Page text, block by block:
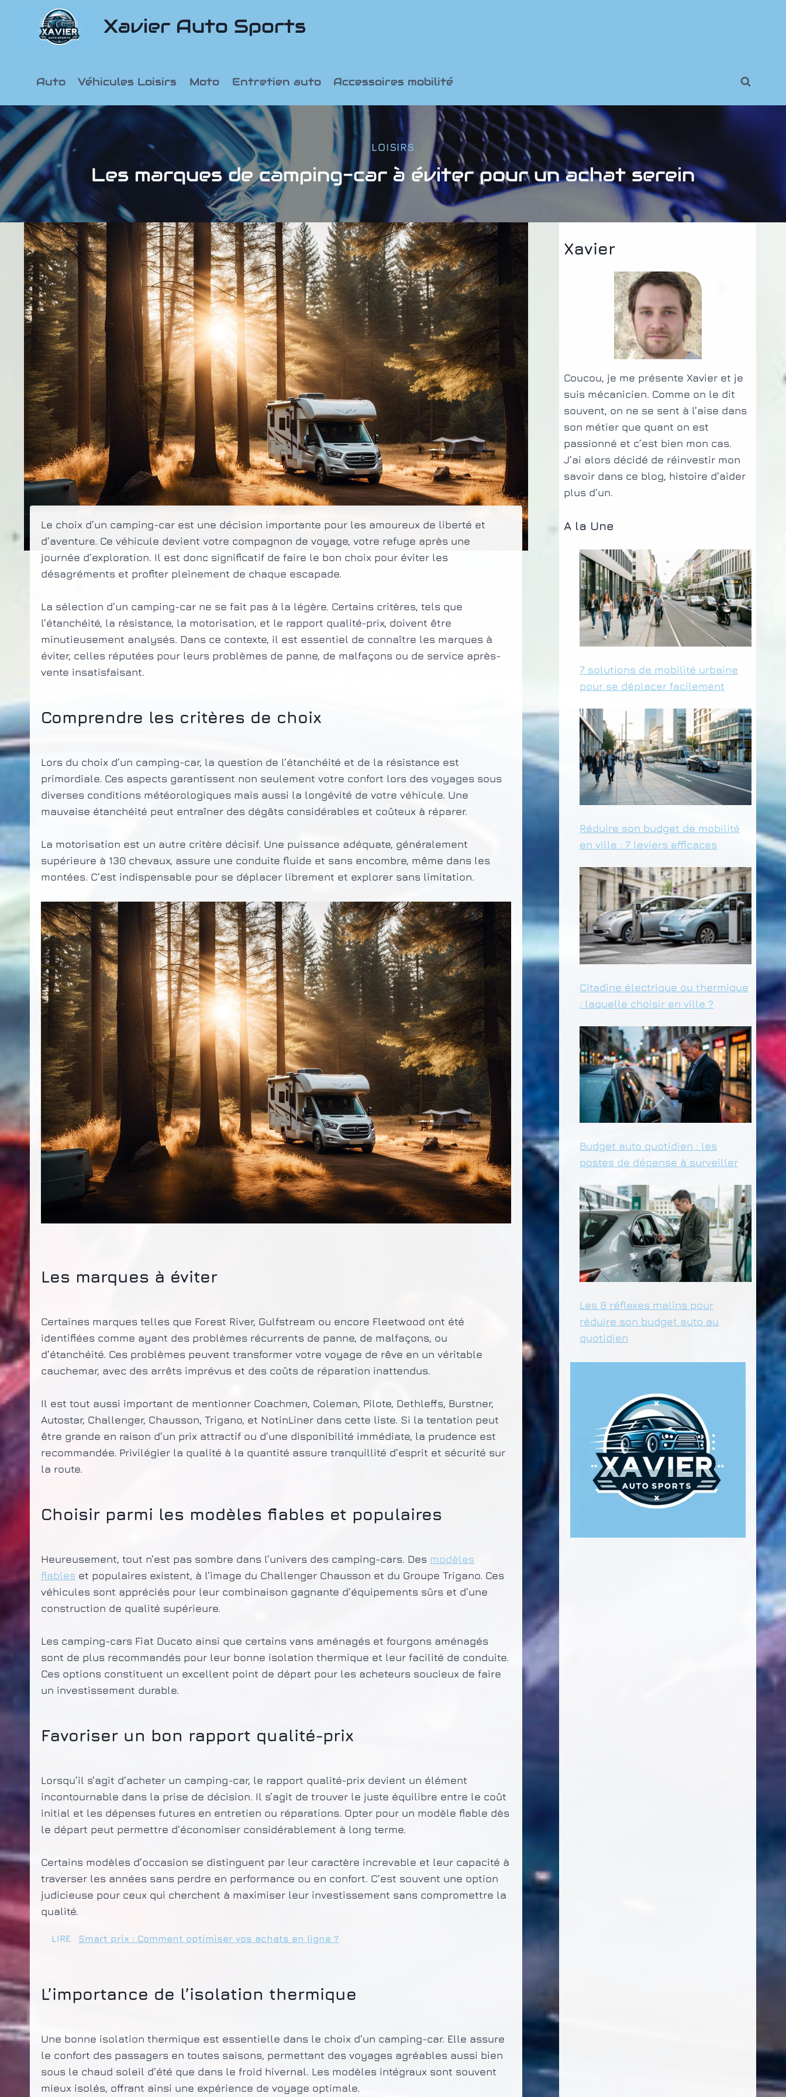
contenu
Xavier Auto Sports
Auto Véhicules Loisirs Moto Entretien auto Accessoires mobilité
LOISIRS
Les marques de camping-car à éviter pour un achat serein
Le choix d’un camping-car est une décision importante pour les amoureux de liberté et
d’aventure. Ce véhicule devient votre compagnon de voyage, votre refuge après une
journée d’exploration. Il est donc significatif de faire le bon choix pour éviter les
désagréments et profiter pleinement de chaque escapade.
La sélection d’un camping-car ne se fait pas à la légère. Certains critères, tels que
l’étanchéité, la résistance, la motorisation, et le rapport qualité-prix, doivent être
minutieusement analysés. Dans ce contexte, il est essentiel de connaître les marques à
éviter, celles réputées pour leurs problèmes de panne, de malfaçons ou de service après-
vente insatisfaisant.
Comprendre les critères de choix
Lors du choix d’un camping-car, la question de l’étanchéité et de la résistance est
primordiale. Ces aspects garantissent non seulement votre confort lors des voyages sous
diverses conditions météorologiques mais aussi la longévité de votre véhicule. Une
mauvaise étanchéité peut entraîner des dégâts considérables et coûteux à réparer.
La motorisation est un autre critère décisif. Une puissance adéquate, généralement
supérieure à 130 chevaux, assure une conduite fluide et sans encombre, même dans les
montées. C’est indispensable pour se déplacer librement et explorer sans limitation.
Les marques à éviter
Certaines marques telles que Forest River, Gulfstream ou encore Fleetwood ont été
identifiées comme ayant des problèmes récurrents de panne, de malfaçons, ou
d’étanchéité. Ces problèmes peuvent transformer votre voyage de rêve en un véritable
cauchemar, avec des arrêts imprévus et des coûts de réparation inattendus.
Il est tout aussi important de mentionner Coachmen, Coleman, Pilote, Dethleffs, Burstner,
Autostar, Challenger, Chausson, Trigano, et NotinLiner dans cette liste. Si la tentation peut
être grande en raison d’un prix attractif ou d’une disponibilité immédiate, la prudence est
recommandée. Privilégier la qualité à la quantité assure tranquillité d’esprit et sécurité sur
la route.
Choisir parmi les modèles fiables et populaires
Heureusement, tout n’est pas sombre dans l’univers des camping-cars. Des modèles
fiables et populaires existent, à l’image du Challenger Chausson et du Groupe Trigano. Ces
véhicules sont appréciés pour leur combinaison gagnante d’équipements sûrs et d’une
construction de qualité supérieure.
Les camping-cars Fiat Ducato ainsi que certains vans aménagés et fourgons aménagés
sont de plus recommandés pour leur bonne isolation thermique et leur facilité de conduite.
Ces options constituent un excellent point de départ pour les acheteurs soucieux de faire
un investissement durable.
Favoriser un bon rapport qualité-prix
Lorsqu’il s’agit d’acheter un camping-car, le rapport qualité-prix devient un élément
incontournable dans la prise de décision. Il s’agit de trouver le juste équilibre entre le coût
initial et les dépenses futures en entretien ou réparations. Opter pour un modèle fiable dès
le départ peut permettre d’économiser considérablement à long terme.
Certains modèles d’occasion se distinguent par leur caractère increvable et leur capacité à
traverser les années sans perdre en performance ou en confort. C’est souvent une option
judicieuse pour ceux qui cherchent à maximiser leur investissement sans compromettre la
qualité.
LIRE Smart prix : Comment optimiser vos achats en ligne ?
L’importance de l’isolation thermique
Une bonne isolation thermique est essentielle dans le choix d’un camping-car. Elle assure
le confort des passagers en toutes saisons, permettant des voyages agréables aussi bien
sous le chaud soleil d’été que dans le froid hivernal. Les modèles intégraux sont souvent
mieux isolés, offrant ainsi une expérience de voyage optimale.
Xavier
Coucou, je me présente Xavier et je
suis mécanicien. Comme on le dit
souvent, on ne se sent à l’aise dans
son métier que quant on est
passionné et c’est bien mon cas.
J’ai alors décidé de réinvestir mon
savoir dans ce blog, histoire d’aider
plus d’un.
A la Une
7 solutions de mobilité urbaine
pour se déplacer facilement
Réduire son budget de mobilité
en ville : 7 leviers efficaces
Citadine électrique ou thermique
: laquelle choisir en ville ?
Budget auto quotidien : les
postes de dépense à surveiller
Les 8 réflexes malins pour
réduire son budget auto au
quotidien